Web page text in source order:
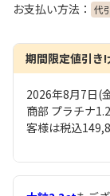
お支払い方法： 代
期間限定値引き
2026年8月7日(
商部 プラチナ
客様は税込